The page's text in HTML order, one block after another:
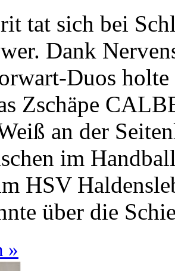
tat sich bei
Dank
Duos
Zschäpe
an der
im
HSV
über die
»